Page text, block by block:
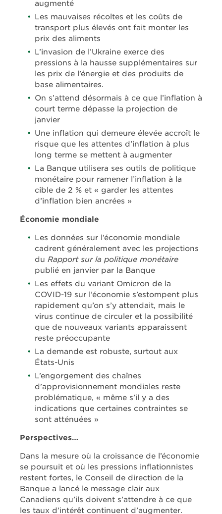
augmenté
Les mauvaises récoltes et les coûts de
transport plus élevés ont fait monter les
prix des aliments
L’invasion de l’Ukraine exerce des
pressions à la hausse supplémentaires sur
les prix de l’énergie et des produits de
base alimentaires.
On s’attend désormais à ce que l’inflation à
court terme dépasse la projection de
janvier
Une inflation qui demeure élevée accroît le
risque que les attentes d’inflation à plus
long terme se mettent à augmenter
La Banque utilisera ses outils de politique
monétaire pour ramener l’inflation à la
cible de 2 % et « garder les attentes
d’inflation bien ancrées »
Économie mondiale
Les données sur l’économie mondiale
cadrent généralement avec les projections
du Rapport sur la politique monétaire
publié en janvier par la Banque
Les effets du variant Omicron de la
COVID-19 sur l’économie s’estompent plus
rapidement qu’on s’y attendait, mais le
virus continue de circuler et la possibilité
que de nouveaux variants apparaissent
reste préoccupante
La demande est robuste, surtout aux
États-Unis
L’engorgement des chaînes
d’approvisionnement mondiales reste
problématique, « même s’il y a des
indications que certaines contraintes se
sont atténuées »
Perspectives…
Dans la mesure où la croissance de l’économie
se poursuit et où les pressions inflationnistes
restent fortes, le Conseil de direction de la
Banque a lancé le message clair aux
Canadiens qu’ils doivent s’attendre à ce que
les taux d’intérêt continuent d’augmenter.